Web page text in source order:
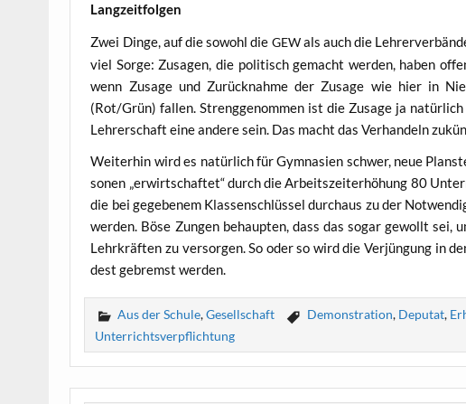
Lang­zeit­fol­gen
Zwei Din­ge, auf die sowohl die GEWals auch die
viel Sor­ge: Zusa­gen, die poli­tisch gemacht wer­den, haben
wenn Zusa­ge und Zurück­nah­me der Zusa­ge wie hier in
(Rot/Grün) fal­len. Streng­ge­nom­men ist die Zusa­ge ja
Leh­rer­schaft eine ande­re sein. Das macht das Ver­han­deln
Wei­ter­hin wird es natür­lich für Gym­na­si­en schwer, neue
so­nen „erwirt­schaf­tet“ durch die Arbeits­zeit­er­hö­hung 80
die bei gege­be­nem Klas­sen­schlüs­sel durch­aus zu der
wer­den. Böse Zun­gen behaup­ten, dass das sogar gewollt
Lehr­kräf­ten zu ver­sor­gen. So oder so wird die Ver­jün­gung in
dest gebremst werden.
Aus der Schule,Gesellschaft Demonstration, Deputat,
Unterrichtsverpflichtung